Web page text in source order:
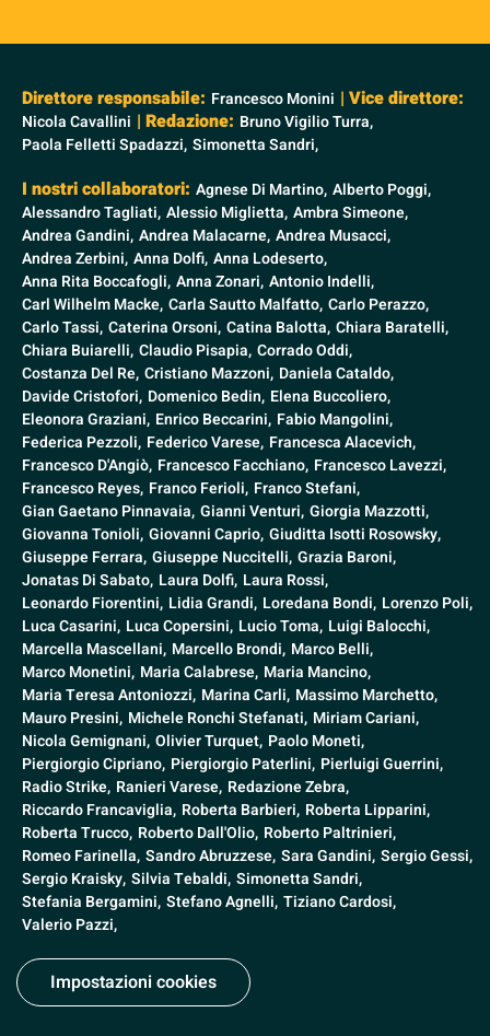
Direttore responsabile: Francesco Monini | Vice direttore:
Nicola Cavallini | Redazione: Bruno Vigilio Turra,
Paola Felletti Spadazzi, Simonetta Sandri,
I nostri collaboratori: Agnese Di Martino, Alberto Poggi,
Alessandro Tagliati, Alessio Miglietta, Ambra Simeone,
Andrea Gandini, Andrea Malacarne, Andrea Musacci,
Andrea Zerbini, Anna Dolfi, Anna Lodeserto,
Anna Rita Boccafogli, Anna Zonari, Antonio Indelli,
Carl Wilhelm Macke, Carla Sautto Malfatto, Carlo Perazzo,
Carlo Tassi, Caterina Orsoni, Catina Balotta, Chiara Baratelli,
Chiara Buiarelli, Claudio Pisapia, Corrado Oddi,
Costanza Del Re, Cristiano Mazzoni, Daniela Cataldo,
Davide Cristofori, Domenico Bedin, Elena Buccoliero,
Eleonora Graziani, Enrico Beccarini, Fabio Mangolini,
Federica Pezzoli, Federico Varese, Francesca Alacevich,
Francesco D'Angiò, Francesco Facchiano, Francesco Lavezzi,
Francesco Reyes, Franco Ferioli, Franco Stefani,
Gian Gaetano Pinnavaia, Gianni Venturi, Giorgia Mazzotti,
Giovanna Tonioli, Giovanni Caprio, Giuditta Isotti Rosowsky,
Giuseppe Ferrara, Giuseppe Nuccitelli, Grazia Baroni,
Jonatas Di Sabato, Laura Dolfi, Laura Rossi,
Leonardo Fiorentini, Lidia Grandi, Loredana Bondi, Lorenzo Poli,
Luca Casarini, Luca Copersini, Lucio Toma, Luigi Balocchi,
Marcella Mascellani, Marcello Brondi, Marco Belli,
Marco Monetini, Maria Calabrese, Maria Mancino,
Maria Teresa Antoniozzi, Marina Carli, Massimo Marchetto,
Mauro Presini, Michele Ronchi Stefanati, Miriam Cariani,
Nicola Gemignani, Olivier Turquet, Paolo Moneti,
Piergiorgio Cipriano, Piergiorgio Paterlini, Pierluigi Guerrini,
Radio Strike, Ranieri Varese, Redazione Zebra,
Riccardo Francaviglia, Roberta Barbieri, Roberta Lipparini,
Roberta Trucco, Roberto Dall'Olio, Roberto Paltrinieri,
Romeo Farinella, Sandro Abruzzese, Sara Gandini, Sergio Gessi,
Sergio Kraisky, Silvia Tebaldi, Simonetta Sandri,
Stefania Bergamini, Stefano Agnelli, Tiziano Cardosi,
Valerio Pazzi,
Impostazioni cookies